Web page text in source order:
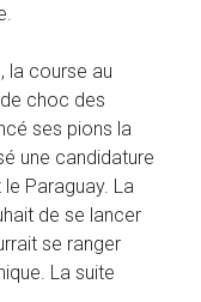
la course au
choc des
ses pions la
une candidature
le Paraguay. La
de se lancer
se ranger
La suite